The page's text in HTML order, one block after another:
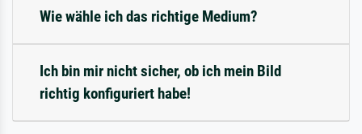
Wie wähle ich das richtige Medium?
Ich bin mir nicht sicher, ob ich mein Bild
richtig konfiguriert habe!